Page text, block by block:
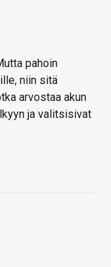
pahoin
niin sitä
arvostaa akun
ja valitsisivat